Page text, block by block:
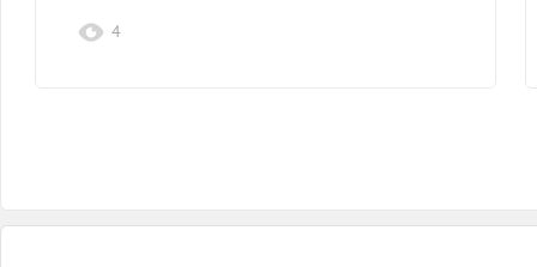
4